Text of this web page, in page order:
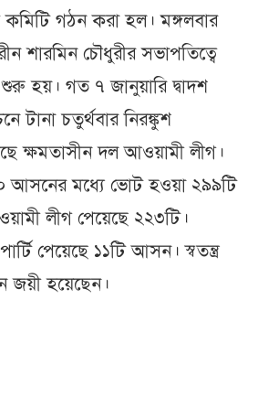
কমিটি গঠন করা হল। মঙ্গলবার
শারমিন চৌধুরীর সভাপতিত্বে
হয়। গত ৭ জানুয়ারি দ্বাদশ
টানা চতুর্থবার নিরঙ্কুশ
ক্ষমতাসীন দল আওয়ামী লীগ।
আসনের মধ্যে ভোট হওয়া ২৯৯টি
লীগ পেয়েছে ২২৩টি।
পেয়েছে ১১টি আসন। স্বতন্ত্র
জয়ী হয়েছেন।